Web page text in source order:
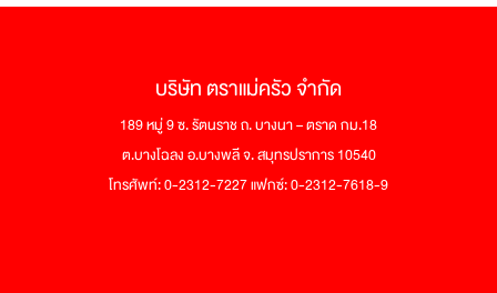
บริษัท ตราแม่ครัว จำกัด
189 หมู่ 9 ซ. รัตนราช ถ. บางนา – ตราด กม.18
ต.บางโฉลง อ.บางพลี จ. สมุทรปราการ 10540
โทรศัพท์: 0-2312-7227 แฟกซ์: 0-2312-7618-9